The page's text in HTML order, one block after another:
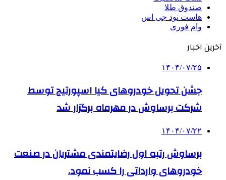
صندوق طلا
هاست نود جی اس
وام فوری
آخرین اخبار
۱۴۰۴/۰۷/۲۵
جشن تحویل خودروهای کیا اسپورتیج توسط
شرکت برساوش در مهرماه برگزار شد
۱۴۰۴/۰۷/۲۲
برساوش رتبه اول رضایتمندی مشتریان در صنعت
خودروهای وارداتی را کسب نمود.